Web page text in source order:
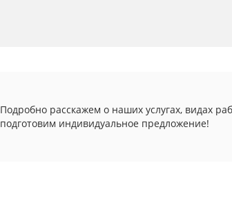
Подробно расскажем о наших услугах, видах
подготовим индивидуальное предложение!